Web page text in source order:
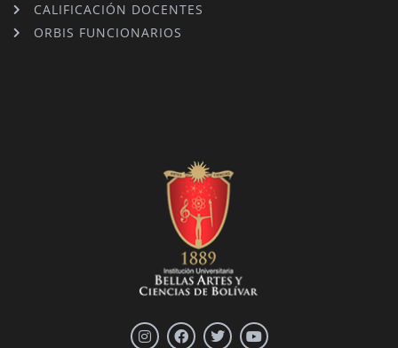
CALIFICACIÓN DOCENTES
ORBIS FUNCIONARIOS